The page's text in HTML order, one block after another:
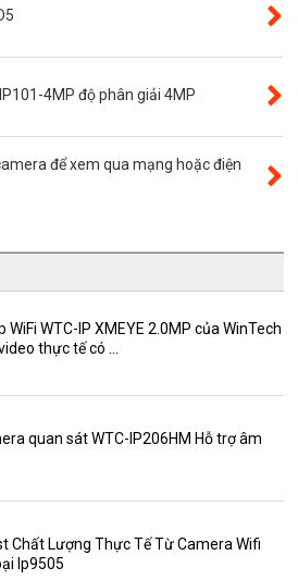
4MP độ phân giải 4MP
để xem qua mạng hoặc điện
WiFi WTC-IP XMEYE 2.0MP của WinTech
thực tế có ...
quan sát WTC-IP206HM Hỗ trợ âm
Chất Lượng Thực Tế Từ Camera Wifi
Ip9505